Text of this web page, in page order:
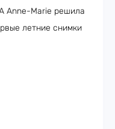
Anne-Marie решила
летние снимки